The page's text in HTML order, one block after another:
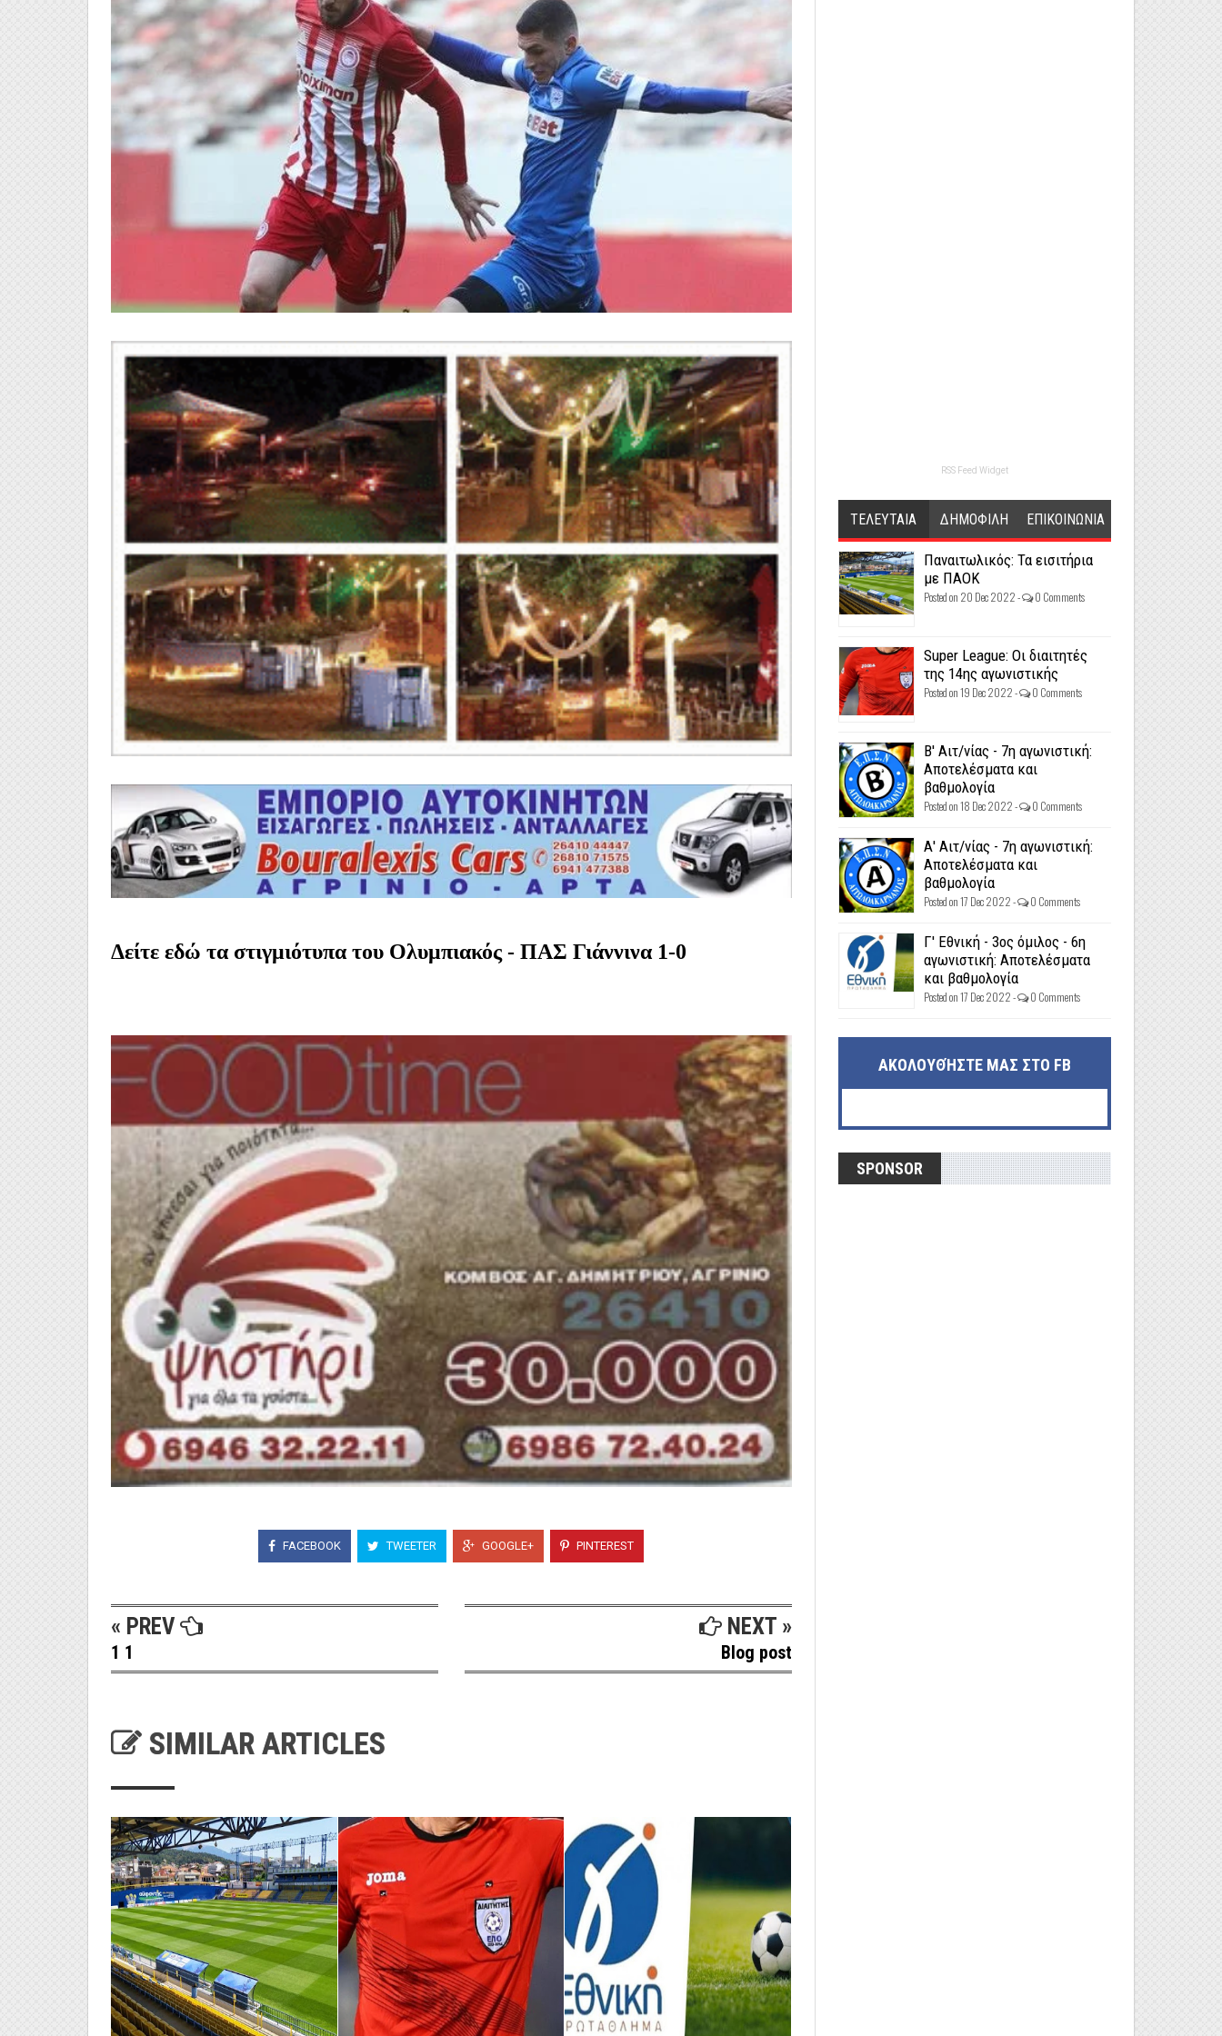
Δείτε εδώ τα στιγμιότυπα του Ολυμπιακός - ΠΑΣ Γιάννινα 1-0
FACEBOOK TWEETER GOOGLE+ PINTEREST
« PREV
1 1
NEXT »
Blog post
SIMILAR ARTICLES
RSS Feed Widget
ΤΕΛΕΥΤΑΙΑ ΔΗΜΟΦΙΛΗ ΕΠΙΚΟΙΝΩΝΙΑ
Παναιτωλικός: Τα εισιτήρια
με ΠΑΟΚ
Posted on 20 Dec 2022 - 0 Comments
Super League: Οι διαιτητές
της 14ης αγωνιστικής
Posted on 19 Dec 2022 - 0 Comments
Β' Αιτ/νίας - 7η αγωνιστική:
Αποτελέσματα και
βαθμολογία
Posted on 18 Dec 2022 - 0 Comments
Α' Αιτ/νίας - 7η αγωνιστική:
Αποτελέσματα και
βαθμολογία
Posted on 17 Dec 2022 - 0 Comments
Γ' Εθνική - 3ος όμιλος - 6η
αγωνιστική: Αποτελέσματα
και βαθμολογία
Posted on 17 Dec 2022 - 0 Comments
ΑΚΟΛΟΥΘΉΣΤΕ ΜΑΣ ΣΤΟ FB
SPONSOR